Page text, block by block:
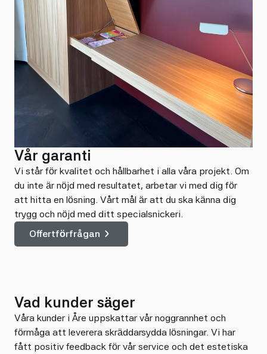
Vår garanti
Vi står för kvalitet och hållbarhet i alla våra projekt. Om
du inte är nöjd med resultatet, arbetar vi med dig för
att hitta en lösning. Vårt mål är att du ska känna dig
trygg och nöjd med ditt specialsnickeri.
Offertförfrågan
Vad kunder säger
Våra kunder i Åre uppskattar vår noggrannhet och
förmåga att leverera skräddarsydda lösningar. Vi har
fått positiv feedback för vår service och det estetiska